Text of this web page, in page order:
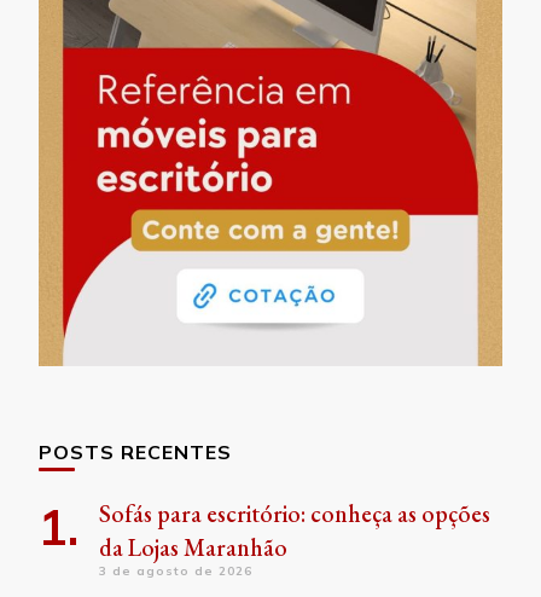
POSTS RECENTES
Sofás para escritório: conheça as opções
da Lojas Maranhão
3 de agosto de 2026